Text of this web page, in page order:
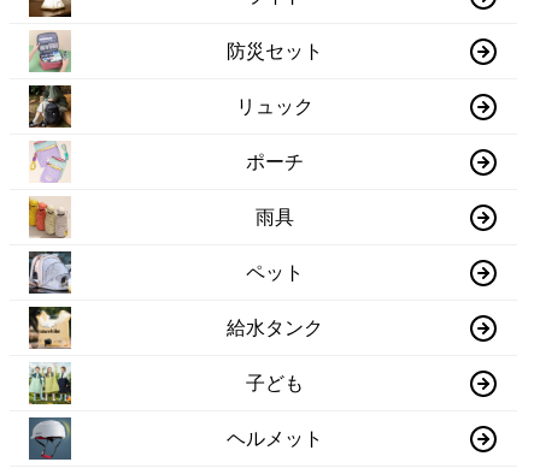
防災セット
リュック
ポーチ
雨具
ペット
給水タンク
子ども
ヘルメット